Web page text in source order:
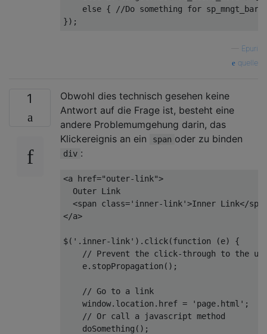
else {
//Do something for sp_mngt_bar
Epuri
quelle
1
Obwohl dies technisch gesehen keine
Antwort auf die Frage ist, besteht eine
andere Problemumgehung darin, das
Klickereignis an ein
span oder zu binden
div :
<a href="outer-link">
  Outer Link
  <span
class='inner-link'>Inner Link</
</a>
$( '.inner-link' ).click(function (e) {
// Prevent the click-through to the
    e.stopPropagation();
// Go to a link
window.location.href = 'page.html' ;
// Or call a javascript method
    doSomething();